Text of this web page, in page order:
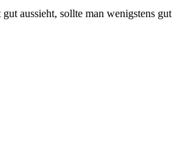
aussieht, sollte man wenigstens gut